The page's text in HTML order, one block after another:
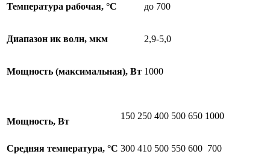
Температура рабочая, °C до 700
Диапазон ик волн, мкм 2,9-5,0
Мощность (максимальная), Вт 1000
Мощность, Вт
150 250 400 500 650 1000
Средняя температура, °С 300 410 500 550 600 700